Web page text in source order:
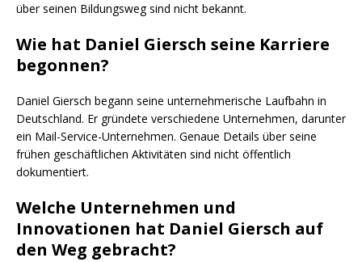
über seinen Bildungsweg sind nicht bekannt.
Wie hat Daniel Giersch seine Karriere
begonnen?
Daniel Giersch begann seine unternehmerische Laufbahn in
Deutschland. Er gründete verschiedene Unternehmen, darunter
ein Mail-Service-Unternehmen. Genaue Details über seine
frühen geschäftlichen Aktivitäten sind nicht öffentlich
dokumentiert.
Welche Unternehmen und
Innovationen hat Daniel Giersch auf
den Weg gebracht?